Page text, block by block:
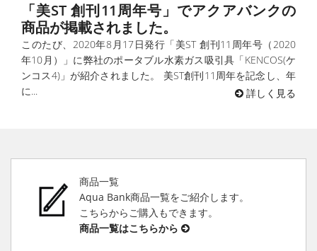
「美ST 創刊11周年号」でアクアバンクの
商品が掲載されました。
このたび、2020年8月17日発行「美ST 創刊11周年号（2020
年10月）」に弊社のポータブル水素ガス吸引具「KENCOS(ケ
ンコス4)」が紹介されました。 美ST創刊11周年を記念し、年
に...
詳しく見る
商品一覧
Aqua Bank商品一覧をご紹介します。
こちらからご購入もできます。
商品一覧はこちらから